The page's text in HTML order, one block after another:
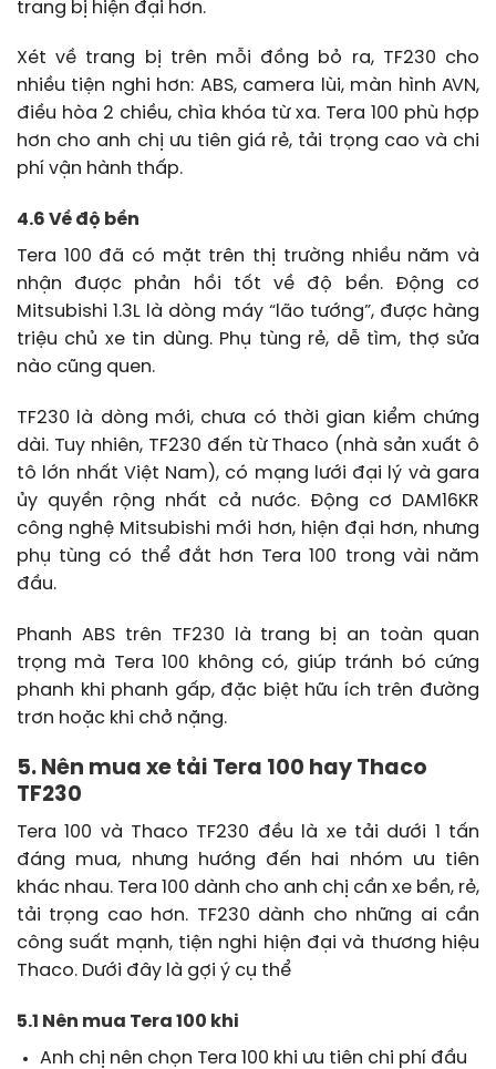
trang bị hiện đại hơn.
Xét về trang bị trên mỗi đồng bỏ ra, TF230 cho
nhiều tiện nghi hơn: ABS, camera lùi, màn hình AVN,
điều hòa 2 chiều, chìa khóa từ xa. Tera 100 phù hợp
hơn cho anh chị ưu tiên giá rẻ, tải trọng cao và chi
phí vận hành thấp.
4.6 Về độ bền
Tera 100 đã có mặt trên thị trường nhiều năm và
nhận được phản hồi tốt về độ bền. Động cơ
Mitsubishi 1.3L là dòng máy “lão tướng”, được hàng
triệu chủ xe tin dùng. Phụ tùng rẻ, dễ tìm, thợ sửa
nào cũng quen.
TF230 là dòng mới, chưa có thời gian kiểm chứng
dài. Tuy nhiên, TF230 đến từ Thaco (nhà sản xuất ô
tô lớn nhất Việt Nam), có mạng lưới đại lý và gara
ủy quyền rộng nhất cả nước. Động cơ DAM16KR
công nghệ Mitsubishi mới hơn, hiện đại hơn, nhưng
phụ tùng có thể đắt hơn Tera 100 trong vài năm
đầu.
Phanh ABS trên TF230 là trang bị an toàn quan
trọng mà Tera 100 không có, giúp tránh bó cứng
phanh khi phanh gấp, đặc biệt hữu ích trên đường
trơn hoặc khi chở nặng.
5. Nên mua xe tải Tera 100 hay Thaco
TF230
Tera 100 và Thaco TF230 đều là xe tải dưới 1 tấn
đáng mua, nhưng hướng đến hai nhóm ưu tiên
khác nhau. Tera 100 dành cho anh chị cần xe bền, rẻ,
tải trọng cao hơn. TF230 dành cho những ai cần
công suất mạnh, tiện nghi hiện đại và thương hiệu
Thaco. Dưới đây là gợi ý cụ thể
5.1 Nên mua Tera 100 khi
Anh chị nên chọn Tera 100 khi ưu tiên chi phí đầu